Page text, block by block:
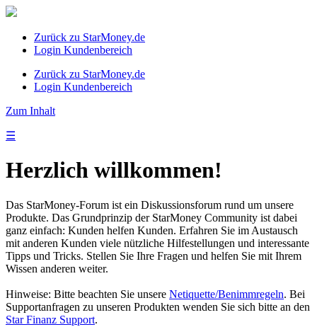
Zurück zu StarMoney.de
Login Kundenbereich
Zurück zu StarMoney.de
Login Kundenbereich
Zum Inhalt
☰
Herzlich willkommen!
Das StarMoney-Forum ist ein Diskussionsforum rund um unsere
Produkte. Das Grundprinzip der StarMoney Community ist dabei
ganz einfach: Kunden helfen Kunden. Erfahren Sie im Austausch
mit anderen Kunden viele nützliche Hilfestellungen und interessante
Tipps und Tricks. Stellen Sie Ihre Fragen und helfen Sie mit Ihrem
Wissen anderen weiter.
Hinweise: Bitte beachten Sie unsere Netiquette/Benimmregeln. Bei
Supportanfragen zu unseren Produkten wenden Sie sich bitte an den
Star Finanz Support.